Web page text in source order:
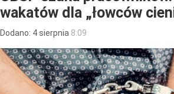
wakatów dla „łowców
Dodano: 4sierpnia 8:09